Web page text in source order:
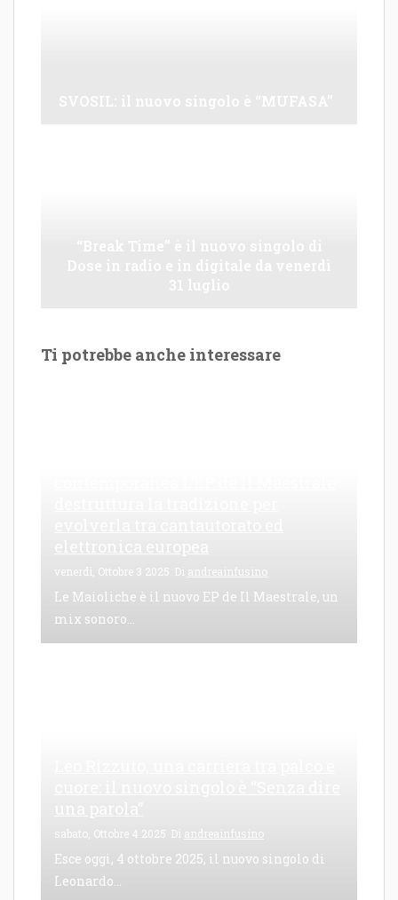
Ti potrebbe anche interessare
venerdì, Ottobre 3 2025 Di andreainfusino
Le Maioliche è il nuovo EP de Il Maestrale, un
mix sonoro...
sabato, Ottobre 4 2025 Di andreainfusino
Esce oggi, 4 ottobre 2025, il nuovo singolo di
Leonardo...